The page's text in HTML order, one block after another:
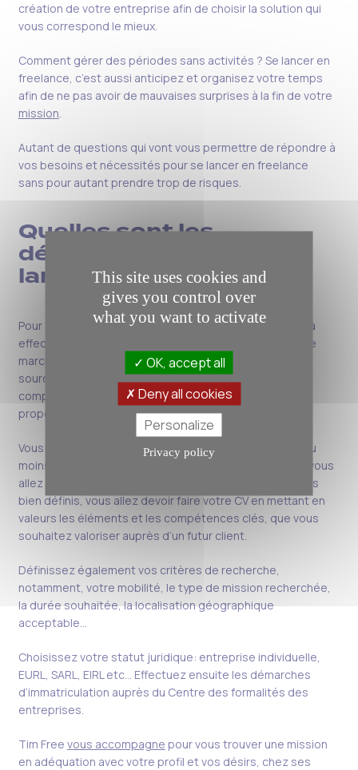
création de votre entreprise afin de choisir la solution qui
vous correspond le mieux.
Comment gérer des périodes sans activités ? Se lancer en
freelance, c’est aussi anticipez et organisez votre temps
afin de ne pas avoir de mauvaises surprises à la fin de votre
mission.
Autant de questions qui vont vous permettre de répondre à
vos besoins et nécessités pour se lancer en freelance
sans pour autant prendre trop de risques.
Quelles sont les
démarches pour se
lancer en freelance ?
Pour se lancer en freelance , il y a plusieurs démarches à
effectuer. La première étape consiste à s’informer sur le
marché, les acteurs en présence (ESN, cabinets de
sourcing, sites d’annonces…), à connaître les
compétences demandées en fonction des missions
proposées.
Vous devez également définir votre taux journalier ou au
moins une fourchette de taux, c’est -à-dire le taux que vous
allez facturer à vos futurs clients. Une fois ces éléments
bien définis, vous allez devoir faire votre CV en mettant en
valeurs les éléments et les compétences clés, que vous
souhaitez valoriser auprès d’un futur client.
Définissez également vos critères de recherche,
notamment, votre mobilité, le type de mission recherchée,
la durée souhaitée, la localisation géographique
acceptable…
Choisissez votre statut juridique: entreprise individuelle,
EURL, SARL, EIRL etc… Effectuez ensuite les démarches
d’immatriculation auprès du Centre des formalités des
entreprises.
Tim Free vous accompagne pour vous trouver une mission
en adéquation avec votre profil et vos désirs, chez ses
This site uses cookies and
gives you control over
what you want to activate
OK, accept all
Deny all cookies
Personalize
Privacy policy